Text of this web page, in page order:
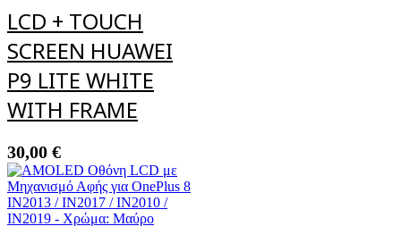
LCD + TOUCH
SCREEN HUAWEI
P9 LITE WHITE
WITH FRAME
30,00 €